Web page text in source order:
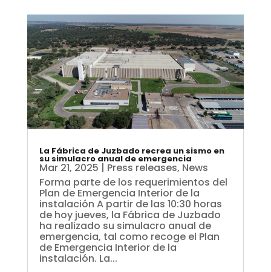
La Fábrica de Juzbado recrea un sismo en
su simulacro anual de emergencia
Mar 21, 2025 | Press releases, News
Forma parte de los requerimientos del
Plan de Emergencia Interior de la
instalación A partir de las 10:30 horas
de hoy jueves, la Fábrica de Juzbado
ha realizado su simulacro anual de
emergencia, tal como recoge el Plan
de Emergencia Interior de la
instalación. La...